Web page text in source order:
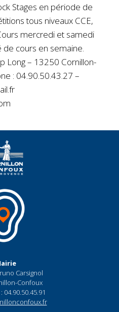
Stages en période de
tous niveaux CCE,
mercredi et samedi
de cours en semaine.
Long – 13250 Cornillon-
: 04.90.50.43.27 –
Carsignol
Confoux